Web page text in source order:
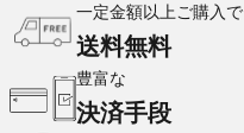
一定金額以上ご購入で
送料無料
豊富な
決済手段